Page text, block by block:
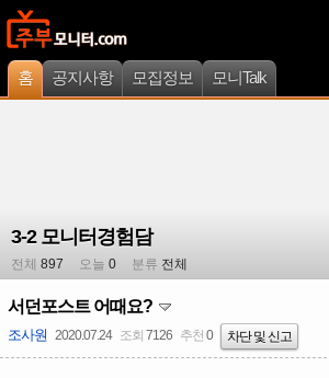
홈 공지사항 모집정보 모니Talk
3-2 모니터경험담
전체 897 오늘 0 분류 전체
서던포스트 어때요?
조사원 2020.07.24 조회 7126 추천 0 차단 및 신고